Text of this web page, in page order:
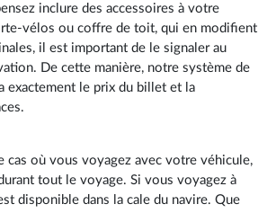
inclure des accessoires à votre
vélos ou coffre de toit, qui en modifient
il est important de le signaler au
De cette manière, notre système de
exactement le prix du billet et la
cas où vous voyagez avec votre véhicule,
tout le voyage. Si vous voyagez à
disponible dans la cale du navire. Que